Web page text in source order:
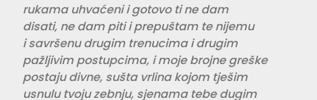
rukama uhvaćeni i gotovo ti ne dam
disati, ne dam piti i prepuštam te nijemu
i savršenu drugim trenucima i drugim
pažljivim postupcima, i moje brojne greške
postaju divne, sušta vrlina kojom tješim
usnulu tvoju zebnju, sjenama tebe dugim